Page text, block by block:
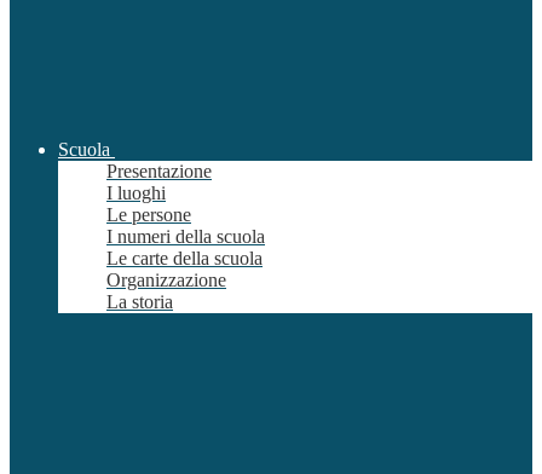
Scuola
Presentazione
I luoghi
Le persone
I numeri della scuola
Le carte della scuola
Organizzazione
La storia